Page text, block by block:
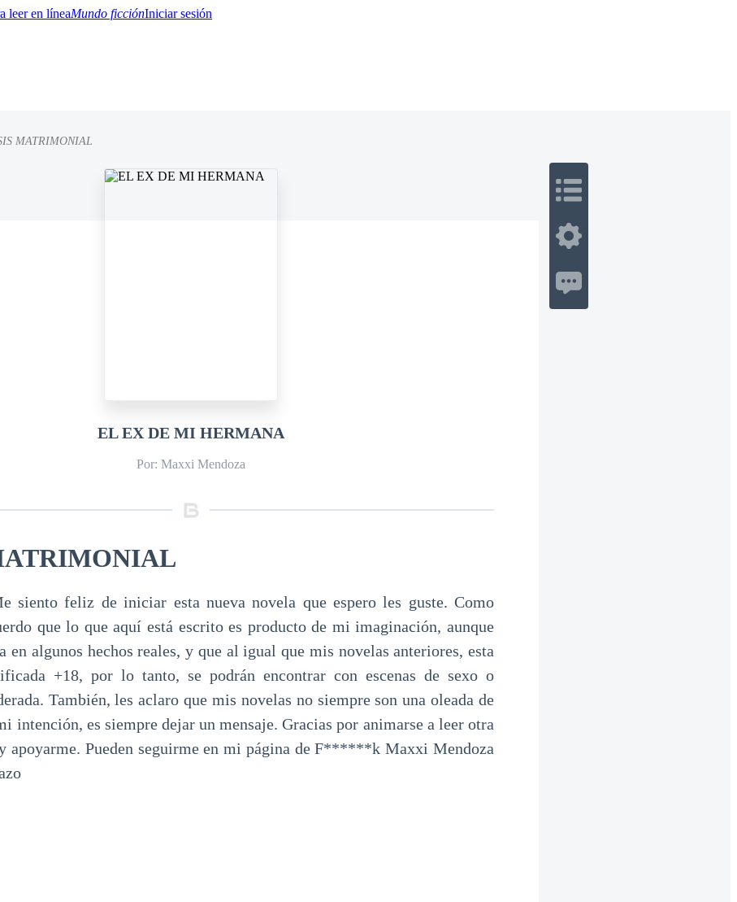
Mundo ficciónIniciar sesión
ParanormalMisterio/ThrillerOriental
MATRIMONIAL
EL EX DE MI HERMANA
Por: Maxxi Mendoza
siento feliz de iniciar esta nueva novela que espero les guste. Como
que lo que aquí está escrito es producto de mi imaginación, aunque
en algunos hechos reales, y que al igual que mis novelas anteriores, esta
+18, por lo tanto, se podrán encontrar con escenas de sexo o
También, les aclaro que mis novelas no siempre son una oleada de
intención, es siempre dejar un mensaje. Gracias por animarse a leer otra
apoyarme. Pueden seguirme en mi página de F******k Maxxi Mendoza